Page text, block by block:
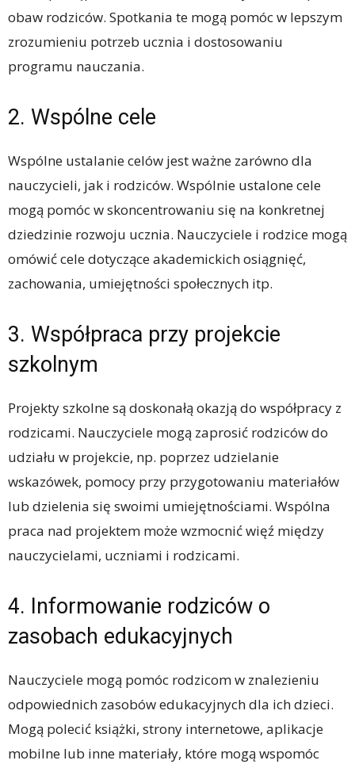
obaw rodziców. Spotkania te mogą pomóc w lepszym
zrozumieniu potrzeb ucznia i dostosowaniu
programu nauczania.
2. Wspólne cele
Wspólne ustalanie celów jest ważne zarówno dla
nauczycieli, jak i rodziców. Wspólnie ustalone cele
mogą pomóc w skoncentrowaniu się na konkretnej
dziedzinie rozwoju ucznia. Nauczyciele i rodzice mogą
omówić cele dotyczące akademickich osiągnięć,
zachowania, umiejętności społecznych itp.
3. Współpraca przy projekcie
szkolnym
Projekty szkolne są doskonałą okazją do współpracy z
rodzicami. Nauczyciele mogą zaprosić rodziców do
udziału w projekcie, np. poprzez udzielanie
wskazówek, pomocy przy przygotowaniu materiałów
lub dzielenia się swoimi umiejętnościami. Wspólna
praca nad projektem może wzmocnić więź między
nauczycielami, uczniami i rodzicami.
4. Informowanie rodziców o
zasobach edukacyjnych
Nauczyciele mogą pomóc rodzicom w znalezieniu
odpowiednich zasobów edukacyjnych dla ich dzieci.
Mogą polecić książki, strony internetowe, aplikacje
mobilne lub inne materiały, które mogą wspomóc